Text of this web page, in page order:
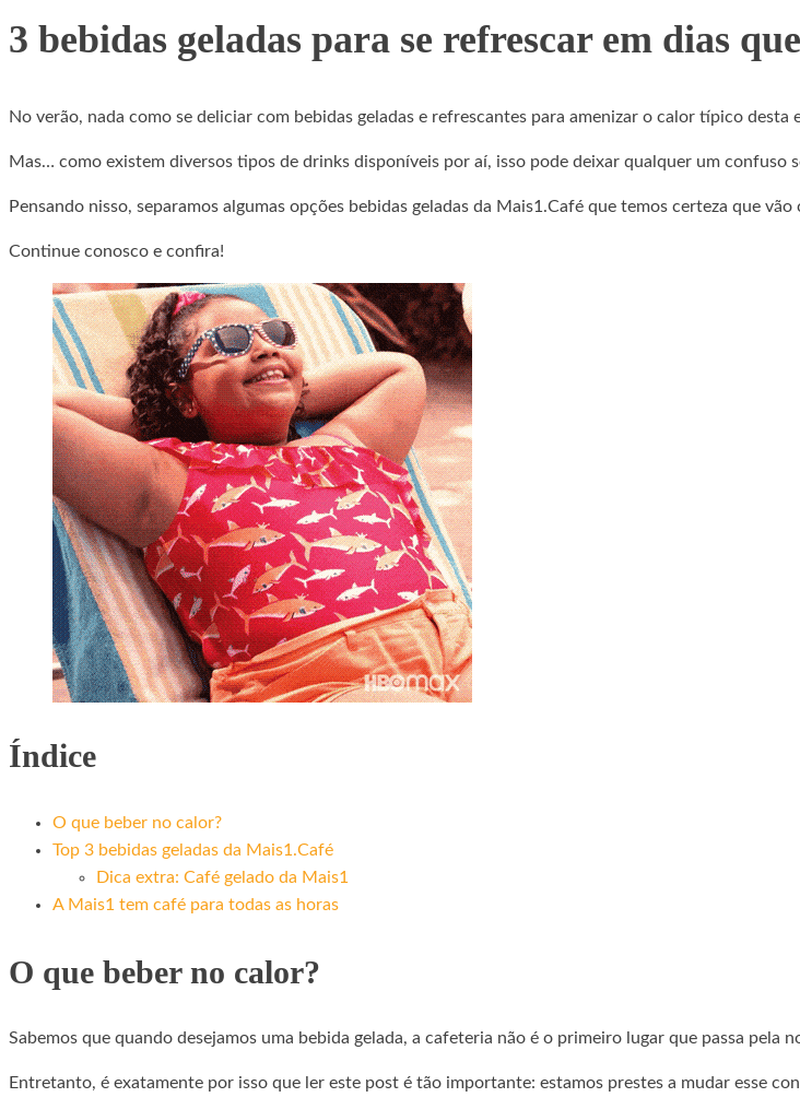
3 bebidas geladas para se refrescar em dias
No verão, nada como se deliciar com bebidas geladas e refrescantes para amenizar o calor típico desta
Mas… como existem diversos tipos de drinks disponíveis por aí, isso pode deixar qualquer um confuso
Pensando nisso, separamos algumas opções bebidas geladas da Mais1.Café que temos certeza que
Continue conosco e confira!
Índice
O que beber no calor?
Top 3 bebidas geladas da Mais1.Café
Dica extra: Café gelado da Mais1
A Mais1 tem café para todas as horas
O que beber no calor?
Sabemos que quando desejamos uma bebida gelada, a cafeteria não é o primeiro lugar que passa pela
Entretanto, é exatamente por isso que ler este post é tão importante: estamos prestes a mudar esse